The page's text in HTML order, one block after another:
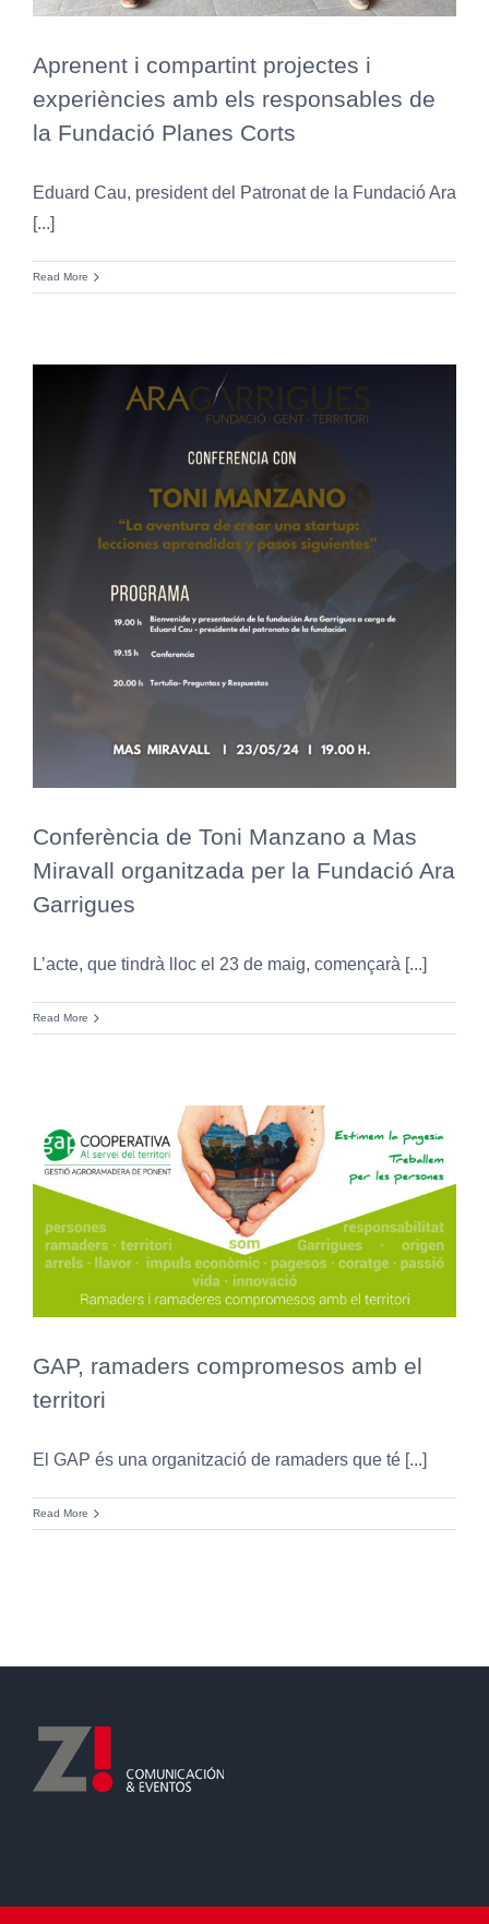
Aprenent i compartint projectes i
experiències amb els responsables de
la Fundació Planes Corts
Eduard Cau, president del Patronat de la Fundació Ara
[...]
Read More
Conferència de Toni Manzano a Mas
Miravall organitzada per la Fundació Ara
Garrigues
L’acte, que tindrà lloc el 23 de maig, començarà [...]
Read More
GAP, ramaders compromesos amb el
territori
El GAP és una organització de ramaders que té [...]
Read More